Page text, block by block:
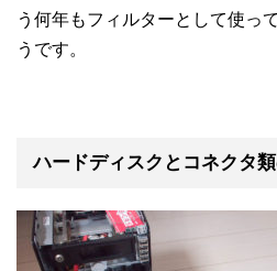
う何年もフィルターとして使っ
うです。
ハードディスクとコネクタ